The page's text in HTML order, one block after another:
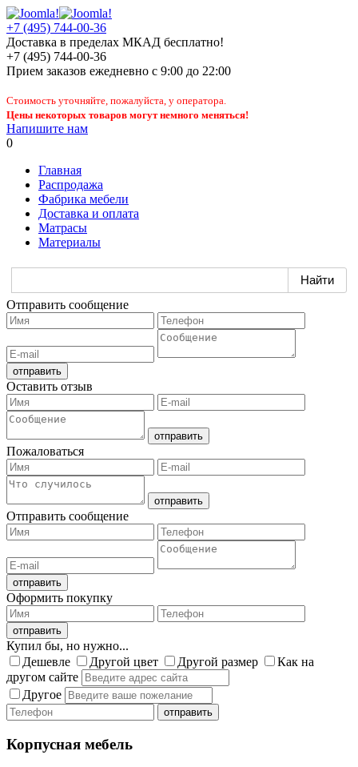
+7 (495) 744-00-36
Доставка в пределах МКАД бесплатно!
+7 (495) 744-00-36
Прием заказов ежедневно с 9:00 до 22:00
Стоимость уточняйте, пожалуйста, у оператора.
Цены некоторых товаров могут немного меняться!
Напишите нам
0
Главная
Распродажа
Фабрика мебели
Доставка и оплата
Матрасы
Материалы
Отправить сообщение
Оставить отзыв
Пожаловаться
Отправить сообщение
Оформить покупку
Купил бы, но нужно...
Дешевле
Другой цвет Другой размер
Как на
другом сайте
Другое
Корпусная мебель